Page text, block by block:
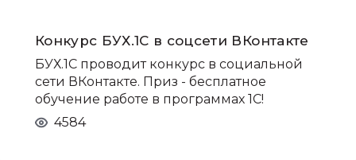
1С:Управление производственным
предприятием
Конкурс БУХ.1С в соцсети ВКонтакте
БУХ.1С проводит конкурс в социальной
сети ВКонтакте. Приз - бесплатное
обучение работе в программах 1С!
4584